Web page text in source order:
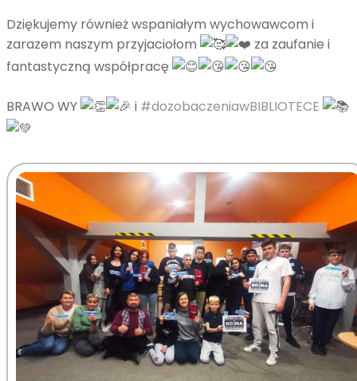
Dziękujemy również wspaniałym wychowawcom i
zarazem naszym przyjaciołom
za zaufanie i
fantastyczną współpracę
BRAWO WY i #dozobaczeniawBIBLIOTECE